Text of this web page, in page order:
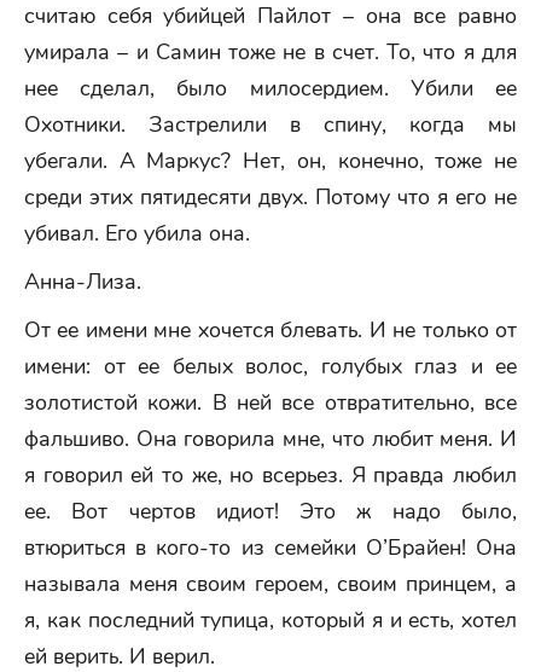
считаю себя убийцей Пайлот – она все равно
умирала – и Самин тоже не в счет. То, что я для
нее сделал, было милосердием. Убили ее
Охотники. Застрелили в спину, когда мы
убегали. А Маркус? Нет, он, конечно, тоже не
среди этих пятидесяти двух. Потому что я его не
убивал. Его убила она.
Анна-Лиза.
От ее имени мне хочется блевать. И не только от
имени: от ее белых волос, голубых глаз и ее
золотистой кожи. В ней все отвратительно, все
фальшиво. Она говорила мне, что любит меня. И
я говорил ей то же, но всерьез. Я правда любил
ее. Вот чертов идиот! Это ж надо было,
втюриться в кого-то из семейки О’Брайен! Она
называла меня своим героем, своим принцем, а
я, как последний тупица, который я и есть, хотел
ей верить. И верил.